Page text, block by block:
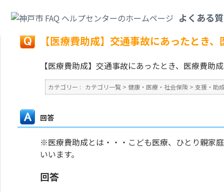
よくある
戻る
【医療費助成】交通事故にあったとき
【医療費助成】交通事故にあったとき、医療費助
カテゴリー : カテゴリ一覧 > 健康・医療・社会保険 > 支援・助
回答
※医療費助成とは・・・こども医療、ひとり親家
いいます。
回答